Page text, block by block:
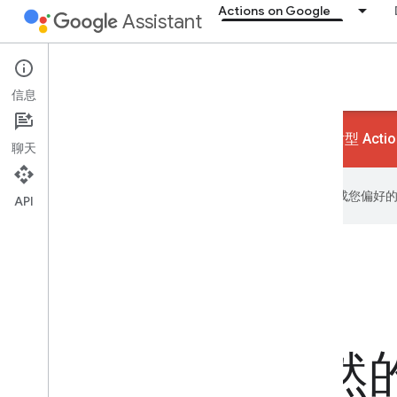
Assistant Actions on Google
Conversational Actions
对话型
Google 会使用 AI 技术将内容翻译成您偏好
构建丰富、自然
信息
聊天
API